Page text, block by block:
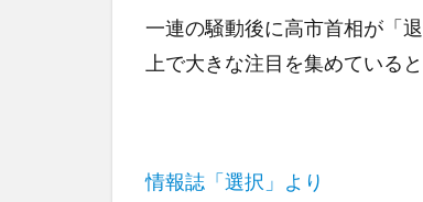
一連の騒動後に高市首相が「
上で大きな注目を集めていると
情報誌「選択」より